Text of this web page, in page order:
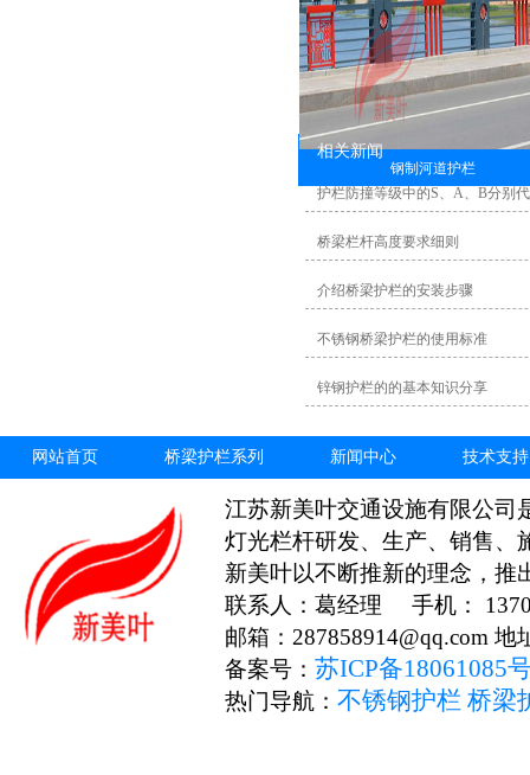
钢制河道护栏
相关新闻
护栏防撞等级中的S、A、B分别
桥梁栏杆高度要求细则
介绍桥梁护栏的安装步骤
不锈钢桥梁护栏的使用标准
锌钢护栏的的基本知识分享
网站首页 桥梁护栏系列 新闻中心 技术支持
江苏新美叶交通设施有限公司
灯光栏杆研发、生产、销售、
新美叶以不断推新的理念，推
联系人：葛经理 手机：
邮箱：287858914@qq.com
备案号： 苏ICP备18061085
热门导航： 不锈钢护栏 桥梁